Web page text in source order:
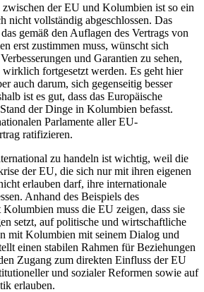
der EU und Kolumbien ist so ein
nicht vollständig abgeschlossen. Das
gemäß den Auflagen des Vertrags von
erst zustimmen muss, wünscht sich
und Garantien zu sehen,
wirklich fortgesetzt werden. Es geht hier
auch darum, sich gegenseitig besser
ist es gut, dass das Europäische
der Dinge in Kolumbien befasst.
Parlamente aller EU-
ratifizieren.
zu handeln ist wichtig, weil die
der EU, die sich nur mit ihren eigenen
erlauben darf, ihre internationale
Anhand des Beispiels des
muss die EU zeigen, dass sie
setzt, auf politische und wirtschaftliche
mit Kolumbien mit seinem Dialog und
einen stabilen Rahmen für Beziehungen
Zugang zum direkten Einfluss der EU
und sozialer Reformen sowie auf
erlauben.